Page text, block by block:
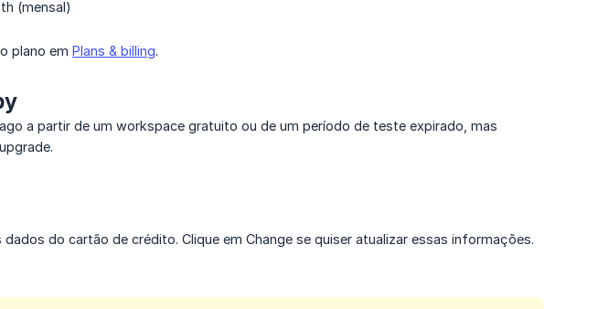
(mensal)
plano em Plans & billing.
a partir de um workspace gratuito ou de um período de teste expirado, mas
do cartão de crédito. Clique em Change se quiser atualizar essas informações.